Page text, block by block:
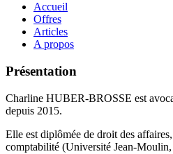
Accueil
Offres
Articles
A propos
Présentation
Charline HUBER-BROSSE est
depuis 2015.
Elle est diplômée de droit des
comptabilité (Université Jean-